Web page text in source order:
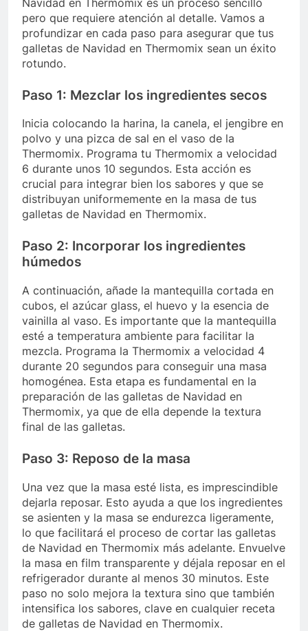
pero que requiere atención al detalle. Vamos a
profundizar en cada paso para asegurar que tus
galletas de Navidad en Thermomix sean un éxito
rotundo.
Paso 1: Mezclar los ingredientes secos
Inicia colocando la harina, la canela, el jengibre en
polvo y una pizca de sal en el vaso de la
Thermomix. Programa tu Thermomix a velocidad
6 durante unos 10 segundos. Esta acción es
crucial para integrar bien los sabores y que se
distribuyan uniformemente en la masa de tus
galletas de Navidad en Thermomix.
Paso 2: Incorporar los ingredientes
húmedos
A continuación, añade la mantequilla cortada en
cubos, el azúcar glass, el huevo y la esencia de
vainilla al vaso. Es importante que la mantequilla
esté a temperatura ambiente para facilitar la
mezcla. Programa la Thermomix a velocidad 4
durante 20 segundos para conseguir una masa
homogénea. Esta etapa es fundamental en la
preparación de las galletas de Navidad en
Thermomix, ya que de ella depende la textura
final de las galletas.
Paso 3: Reposo de la masa
Una vez que la masa esté lista, es imprescindible
dejarla reposar. Esto ayuda a que los ingredientes
se asienten y la masa se endurezca ligeramente,
lo que facilitará el proceso de cortar las galletas
de Navidad en Thermomix más adelante. Envuelve
la masa en film transparente y déjala reposar en el
refrigerador durante al menos 30 minutos. Este
paso no solo mejora la textura sino que también
intensifica los sabores, clave en cualquier receta
de galletas de Navidad en Thermomix.